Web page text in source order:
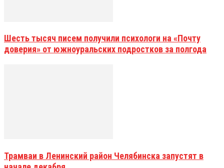
Шесть тысяч писем получили психологи на «Почту
доверия» от южноуральских подростков за полгода
Трамваи в Ленинский район Челябинска запустят в